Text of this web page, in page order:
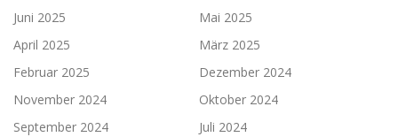
Juni 2025
Mai 2025
April 2025
März 2025
Februar 2025
Dezember 2024
November 2024
Oktober 2024
September 2024
Juli 2024